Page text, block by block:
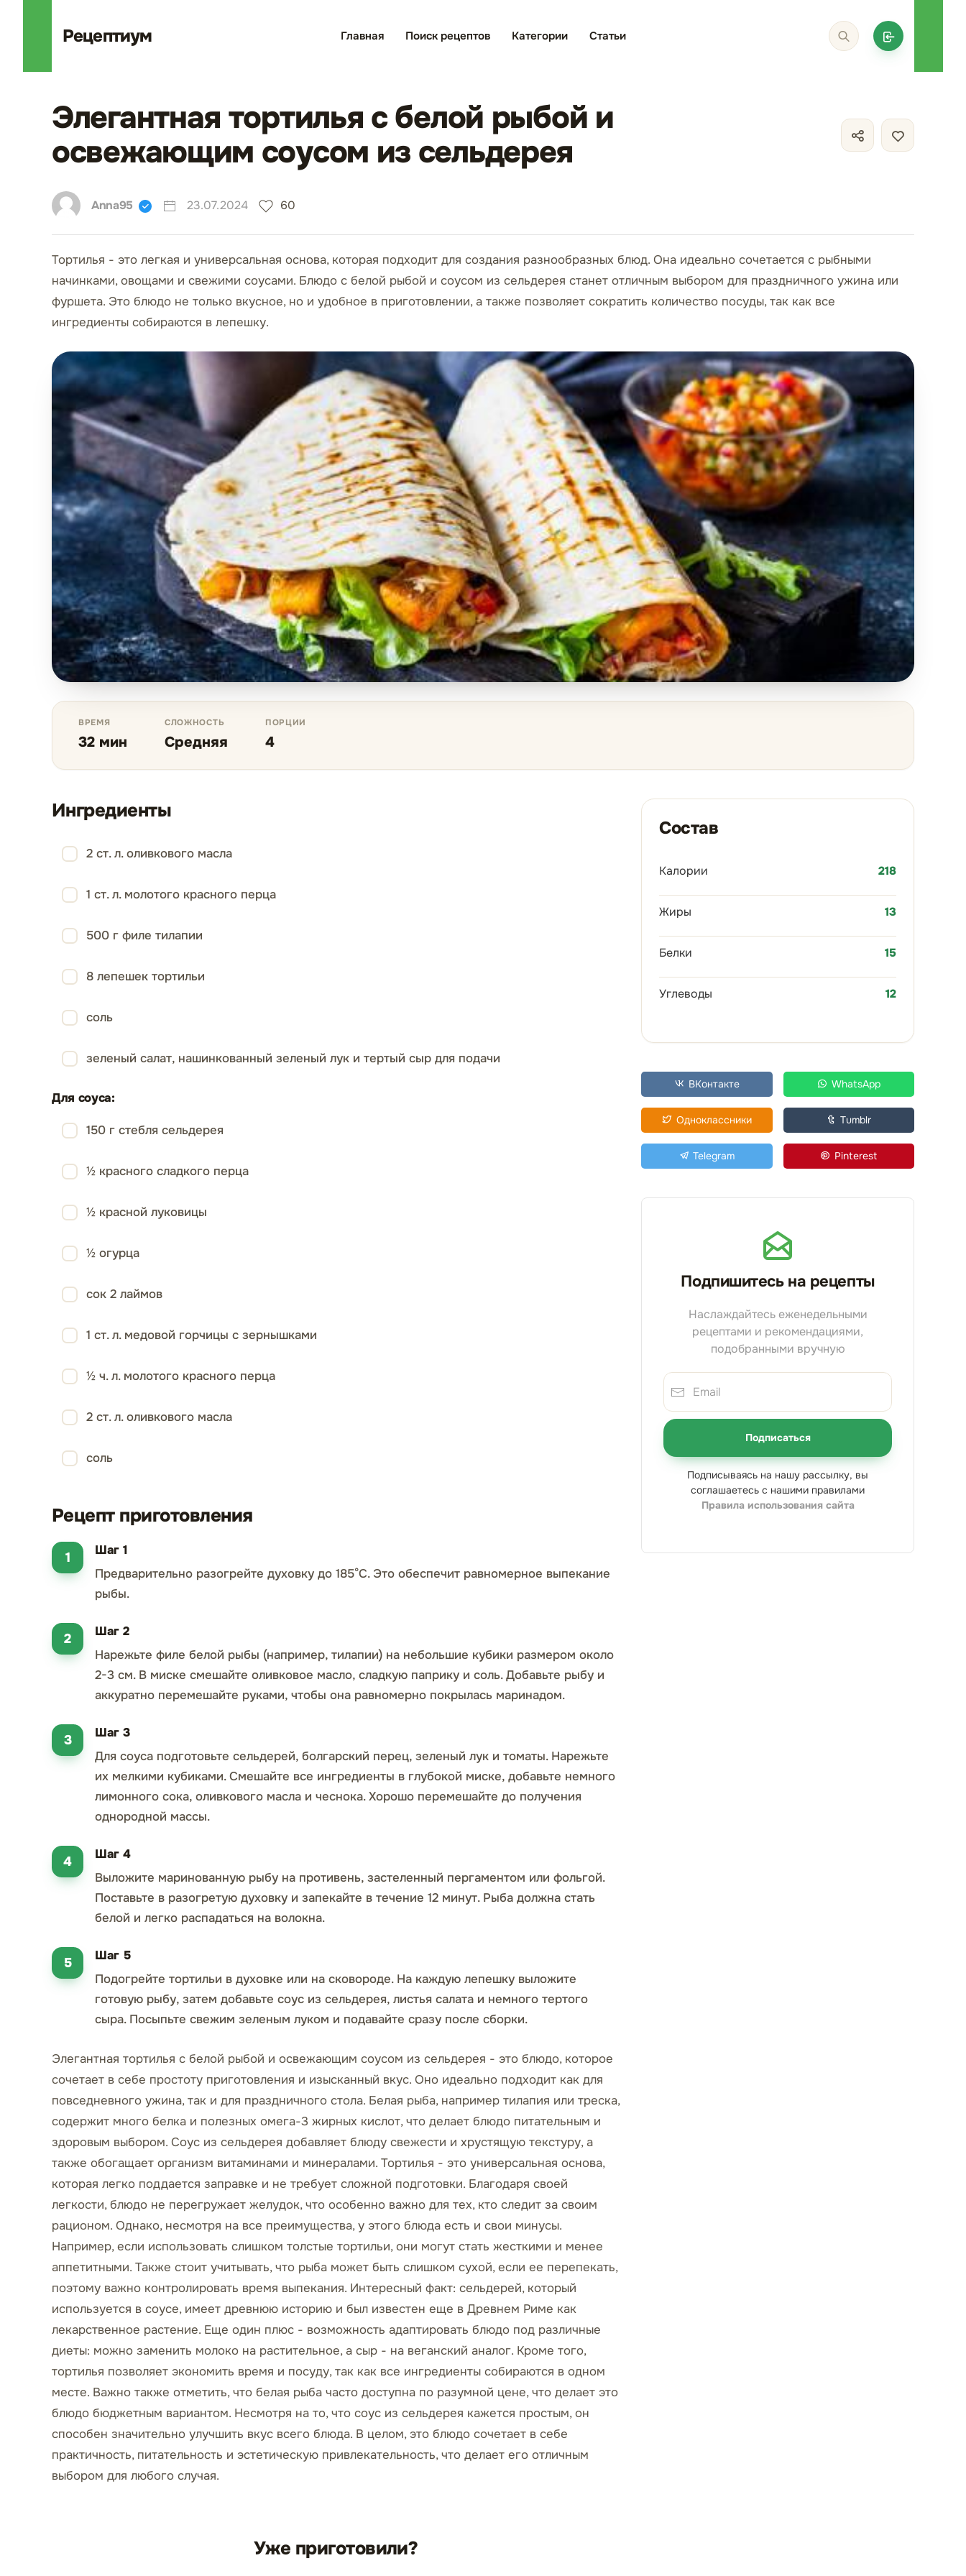
Рецептиум Главная Поиск рецептов Категории Статьи
Элегантная тортилья с белой рыбой и
освежающим соусом из сельдерея
Anna95 23.07.2024 60
Тортилья - это легкая и универсальная основа, которая подходит для создания разнообразных блюд. Она идеально сочетается с рыбными
начинками, овощами и свежими соусами. Блюдо с белой рыбой и соусом из сельдерея станет отличным выбором для праздничного ужина или
фуршета. Это блюдо не только вкусное, но и удобное в приготовлении, а также позволяет сократить количество посуды, так как все
ингредиенты собираются в лепешку.
ВРЕМЯ
32 мин
СЛОЖНОСТЬ
Средняя
ПОРЦИИ
4
Ингредиенты
2 ст. л. оливкового масла
1 ст. л. молотого красного перца
500 г филе тилапии
8 лепешек тортильи
соль
зеленый салат, нашинкованный зеленый лук и тертый сыр для подачи
Для соуса:
150 г стебля сельдерея
½ красного сладкого перца
½ красной луковицы
½ огурца
сок 2 лаймов
1 ст. л. медовой горчицы с зернышками
½ ч. л. молотого красного перца
2 ст. л. оливкового масла
соль
Рецепт приготовления
Шаг 1
Предварительно разогрейте духовку до 185°C. Это обеспечит равномерное выпекание
рыбы.
Шаг 2
Нарежьте филе белой рыбы (например, тилапии) на небольшие кубики размером около
2-3 см. В миске смешайте оливковое масло, сладкую паприку и соль. Добавьте рыбу и
аккуратно перемешайте руками, чтобы она равномерно покрылась маринадом.
Шаг 3
Для соуса подготовьте сельдерей, болгарский перец, зеленый лук и томаты. Нарежьте
их мелкими кубиками. Смешайте все ингредиенты в глубокой миске, добавьте немного
лимонного сока, оливкового масла и чеснока. Хорошо перемешайте до получения
однородной массы.
Шаг 4
Выложите маринованную рыбу на противень, застеленный пергаментом или фольгой.
Поставьте в разогретую духовку и запекайте в течение 12 минут. Рыба должна стать
белой и легко распадаться на волокна.
Шаг 5
Подогрейте тортильи в духовке или на сковороде. На каждую лепешку выложите
готовую рыбу, затем добавьте соус из сельдерея, листья салата и немного тертого
сыра. Посыпьте свежим зеленым луком и подавайте сразу после сборки.
Элегантная тортилья с белой рыбой и освежающим соусом из сельдерея - это блюдо, которое
сочетает в себе простоту приготовления и изысканный вкус. Оно идеально подходит как для
повседневного ужина, так и для праздничного стола. Белая рыба, например тилапия или треска,
содержит много белка и полезных омега-3 жирных кислот, что делает блюдо питательным и
здоровым выбором. Соус из сельдерея добавляет блюду свежести и хрустящую текстуру, а
также обогащает организм витаминами и минералами. Тортилья - это универсальная основа,
которая легко поддается заправке и не требует сложной подготовки. Благодаря своей
легкости, блюдо не перегружает желудок, что особенно важно для тех, кто следит за своим
рационом. Однако, несмотря на все преимущества, у этого блюда есть и свои минусы.
Например, если использовать слишком толстые тортильи, они могут стать жесткими и менее
аппетитными. Также стоит учитывать, что рыба может быть слишком сухой, если ее перепекать,
поэтому важно контролировать время выпекания. Интересный факт: сельдерей, который
используется в соусе, имеет древнюю историю и был известен еще в Древнем Риме как
лекарственное растение. Еще один плюс - возможность адаптировать блюдо под различные
диеты: можно заменить молоко на растительное, а сыр - на веганский аналог. Кроме того,
тортилья позволяет экономить время и посуду, так как все ингредиенты собираются в одном
месте. Важно также отметить, что белая рыба часто доступна по разумной цене, что делает это
блюдо бюджетным вариантом. Несмотря на то, что соус из сельдерея кажется простым, он
способен значительно улучшить вкус всего блюда. В целом, это блюдо сочетает в себе
практичность, питательность и эстетическую привлекательность, что делает его отличным
выбором для любого случая.
Уже приготовили?
Состав
Калории 218
Жиры 13
Белки 15
Углеводы 12
ВКонтакте WhatsApp
Одноклассники Tumblr
Telegram Pinterest
Подпишитесь на рецепты
Наслаждайтесь еженедельными
рецептами и рекомендациями,
подобранными вручную
Подписаться
Подписываясь на нашу рассылку, вы
соглашаетесь с нашими правилами
Правила использования сайта